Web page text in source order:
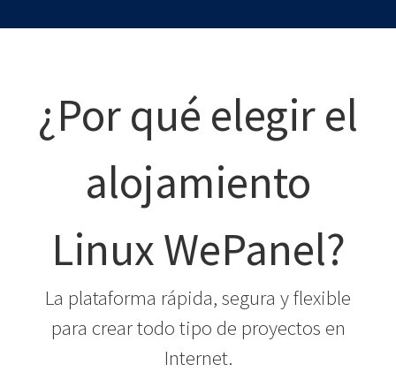
¿Por qué elegir el
alojamiento
Linux WePanel?
La plataforma rápida, segura y flexible
para crear todo tipo de proyectos en
Internet.